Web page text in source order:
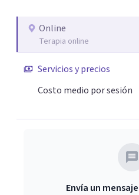
Online
Terapia online
Servicios y precios
Costo medio por sesión
Envía un